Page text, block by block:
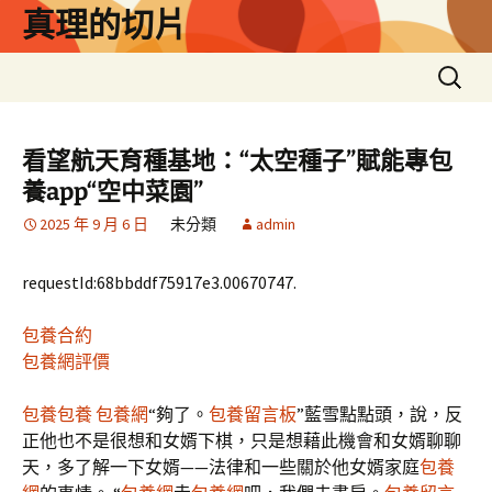
真理的切片
搜
尋
鍵
字:
看望航天育種基地：“太空種子”賦能專包
養app“空中菜園”
2025 年 9 月 6 日 未分類 admin
requestId:68bbddf75917e3.00670747.
包養合約
包養網評價
包養包養包養網“夠了。 包養留言板”藍雪點點頭，說，反
正他也不是很想和女婿下棋，只是想藉此機會和女婿聊聊
天，多了解一下女婿——法律和一些關於他女婿家庭包養